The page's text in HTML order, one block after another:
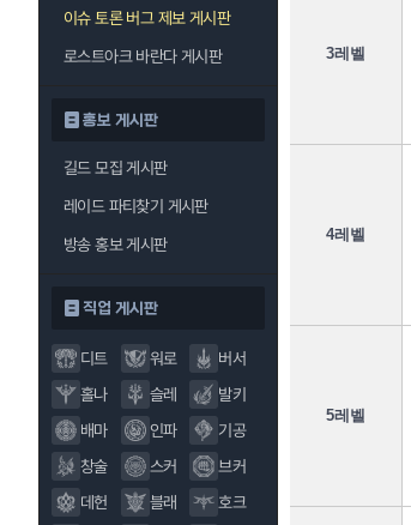
이슈 토론 버그 제보 게시판
로스트아크 바란다 게시판
홍보 게시판
길드 모집 게시판
레이드 파티찾기 게시판
방송 홍보 게시판
직업 게시판
디트 워로
버서
홀나
슬레
발키
배마
인파
기공
창술
스커
브커
데헌
블래
호크
3레벨
4레벨
5레벨